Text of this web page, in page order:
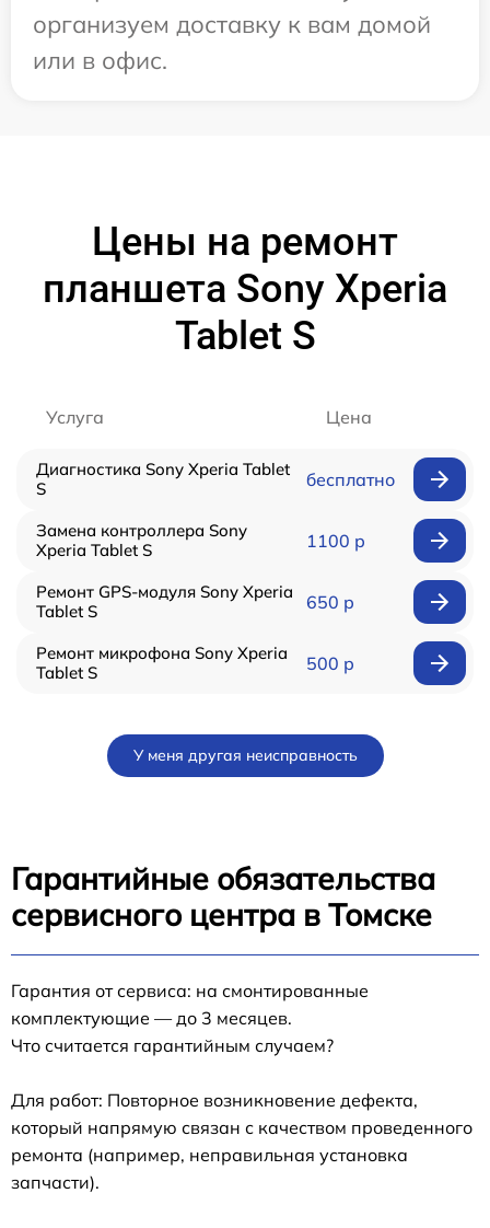
организуем доставку к вам домой
или в офис.
Цены на ремонт
планшета Sony Xperia
Tablet S
Услуга Цена
Диагностика Sony Xperia Tablet
S
бесплатно
Замена контроллера Sony
Xperia Tablet S
1100 р
Ремонт GPS-модуля Sony Xperia
Tablet S
650 р
Ремонт микрофона Sony Xperia
Tablet S
500 р
У меня другая неисправность
Гарантийные обязательства
сервисного центра в Томске
Гарантия от сервиса: на смонтированные
комплектующие — до 3 месяцев.
Что считается гарантийным случаем?
Для работ: Повторное возникновение дефекта,
который напрямую связан с качеством проведенного
ремонта (например, неправильная установка
запчасти).